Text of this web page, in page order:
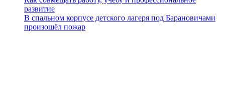
развитие
В спальном корпусе детского лагеря под Барановичами
произошёл пожар